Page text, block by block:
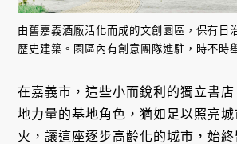
由舊嘉義酒廠活化而成的文創園區，保有日
歷史建築。園區內有創意團隊進駐，時不時
在嘉義市，這些小而銳利的獨立書
地力量的基地角色，猶如足以照亮
火，讓這座逐步高齡化的城市，始